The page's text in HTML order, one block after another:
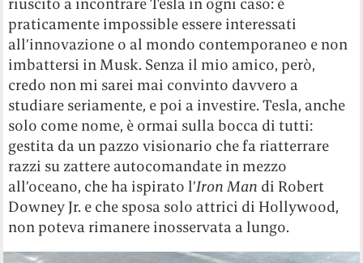
riuscito a incontrare Tesla in ogni caso: è
praticamente impossible essere interessati
all’innovazione o al mondo contemporaneo e non
imbattersi in Musk. Senza il mio amico, però,
credo non mi sarei mai convinto davvero a
studiare seriamente, e poi a investire. Tesla, anche
solo come nome, è ormai sulla bocca di tutti:
gestita da un pazzo visionario che fa riatterrare
razzi su zattere autocomandate in mezzo
all’oceano, che ha ispirato l’Iron Man di Robert
Downey Jr. e che sposa solo attrici di Hollywood,
non poteva rimanere inosservata a lungo.